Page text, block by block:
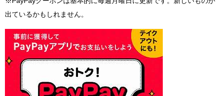
出ているかもしれません。